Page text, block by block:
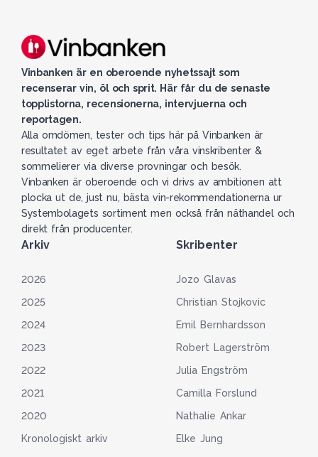
Vinbanken är en oberoende nyhetssajt som
recenserar vin, öl och sprit. Här får du de senaste
topplistorna, recensionerna, intervjuerna och
reportagen.
Alla omdömen, tester och tips här på Vinbanken är
resultatet av eget arbete från våra vinskribenter &
sommelierer via diverse provningar och besök.
Vinbanken är oberoende och vi drivs av ambitionen att
plocka ut de, just nu, bästa vin-rekommendationerna ur
Systembolagets sortiment men också från näthandel och
direkt från producenter.
Arkiv
2026
2025
2024
2023
2022
2021
2020
Kronologiskt arkiv
Skribenter
Jozo Glavas
Christian Stojkovic
Emil Bernhardsson
Robert Lagerström
Julia Engström
Camilla Forslund
Nathalie Ankar
Elke Jung